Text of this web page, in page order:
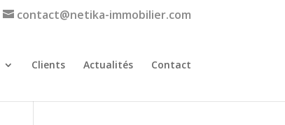
contact@netika-immobilier.com
Clients Actualités Contact